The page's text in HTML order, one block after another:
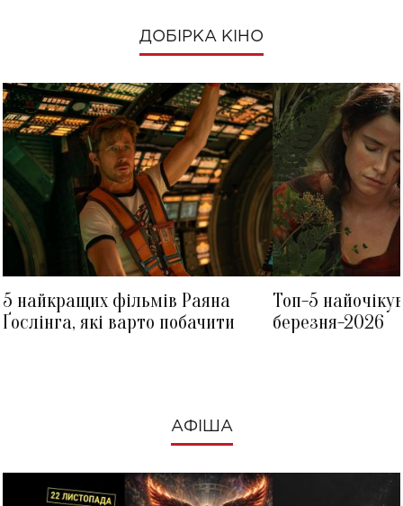
ДОБІРКА КІНО
5 найкращих фільмів Раяна
Ґослінга, які варто побачити
Топ-5
березня-2026
АФІША